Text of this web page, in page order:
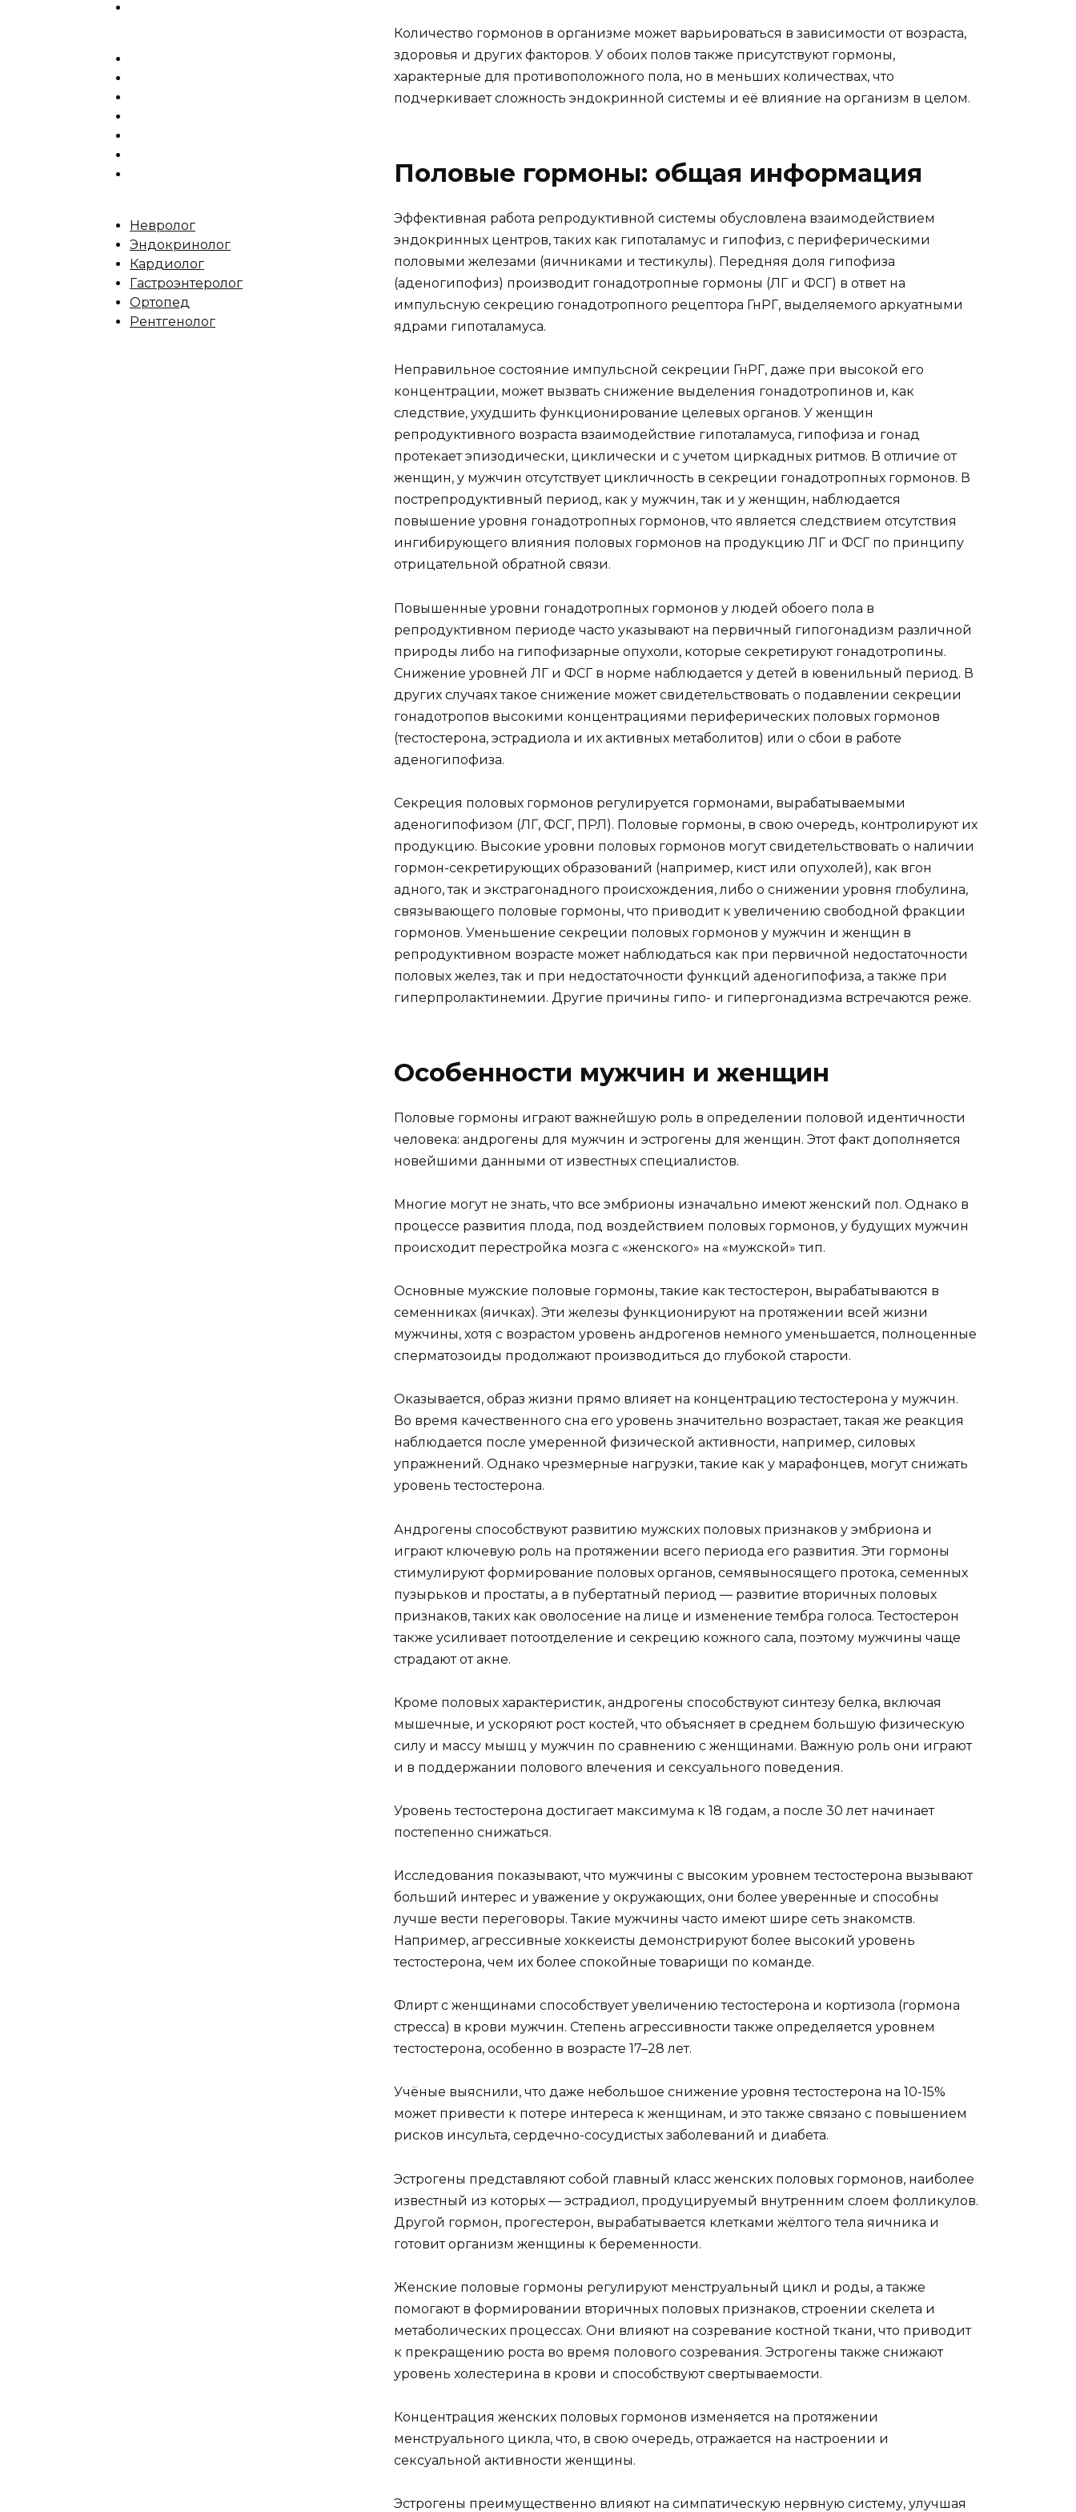
Количество гормонов в организме может варьироваться в зависимости от возраста,
здоровья и других факторов. У обоих полов также присутствуют гормоны,
характерные для противоположного пола, но в меньших количествах, что
подчеркивает сложность эндокринной системы и её влияние на организм в целом.
Половые гормоны: общая информация
Эффективная работа репродуктивной системы обусловлена взаимодействием
эндокринных центров, таких как гипоталамус и гипофиз, с периферическими
половыми железами (яичниками и тестикулы). Передняя доля гипофиза
(аденогипофиз) производит гонадотропные гормоны (ЛГ и ФСГ) в ответ на
импульсную секрецию гонадотропного рецептора ГнРГ, выделяемого аркуатными
ядрами гипоталамуса.
Неправильное состояние импульсной секреции ГнРГ, даже при высокой его
концентрации, может вызвать снижение выделения гонадотропинов и, как
следствие, ухудшить функционирование целевых органов. У женщин
репродуктивного возраста взаимодействие гипоталамуса, гипофиза и гонад
протекает эпизодически, циклически и с учетом циркадных ритмов. В отличие от
женщин, у мужчин отсутствует цикличность в секреции гонадотропных гормонов. В
пострепродуктивный период, как у мужчин, так и у женщин, наблюдается
повышение уровня гонадотропных гормонов, что является следствием отсутствия
ингибирующего влияния половых гормонов на продукцию ЛГ и ФСГ по принципу
отрицательной обратной связи.
Повышенные уровни гонадотропных гормонов у людей обоего пола в
репродуктивном периоде часто указывают на первичный гипогонадизм различной
природы либо на гипофизарные опухоли, которые секретируют гонадотропины.
Снижение уровней ЛГ и ФСГ в норме наблюдается у детей в ювенильный период. В
других случаях такое снижение может свидетельствовать о подавлении секреции
гонадотропов высокими концентрациями периферических половых гормонов
(тестостерона, эстрадиола и их активных метаболитов) или о сбои в работе
аденогипофиза.
Секреция половых гормонов регулируется гормонами, вырабатываемыми
аденогипофизом (ЛГ, ФСГ, ПРЛ). Половые гормоны, в свою очередь, контролируют их
продукцию. Высокие уровни половых гормонов могут свидетельствовать о наличии
гормон-секретирующих образований (например, кист или опухолей), как вгон
адного, так и экстрагонадного происхождения, либо о снижении уровня глобулина,
связывающего половые гормоны, что приводит к увеличению свободной фракции
гормонов. Уменьшение секреции половых гормонов у мужчин и женщин в
репродуктивном возрасте может наблюдаться как при первичной недостаточности
половых желез, так и при недостаточности функций аденогипофиза, а также при
гиперпролактинемии. Другие причины гипо- и гипергонадизма встречаются реже.
Особенности мужчин и женщин
Половые гормоны играют важнейшую роль в определении половой идентичности
человека: андрогены для мужчин и эстрогены для женщин. Этот факт дополняется
новейшими данными от известных специалистов.
Многие могут не знать, что все эмбрионы изначально имеют женский пол. Однако в
процессе развития плода, под воздействием половых гормонов, у будущих мужчин
происходит перестройка мозга с «женского» на «мужской» тип.
Основные мужские половые гормоны, такие как тестостерон, вырабатываются в
семенниках (яичках). Эти железы функционируют на протяжении всей жизни
мужчины, хотя с возрастом уровень андрогенов немного уменьшается, полноценные
сперматозоиды продолжают производиться до глубокой старости.
Оказывается, образ жизни прямо влияет на концентрацию тестостерона у мужчин.
Во время качественного сна его уровень значительно возрастает, такая же реакция
наблюдается после умеренной физической активности, например, силовых
упражнений. Однако чрезмерные нагрузки, такие как у марафонцев, могут снижать
уровень тестостерона.
Андрогены способствуют развитию мужских половых признаков у эмбриона и
играют ключевую роль на протяжении всего периода его развития. Эти гормоны
стимулируют формирование половых органов, семявыносящего протока, семенных
пузырьков и простаты, а в пубертатный период — развитие вторичных половых
признаков, таких как оволосение на лице и изменение тембра голоса. Тестостерон
также усиливает потоотделение и секрецию кожного сала, поэтому мужчины чаще
страдают от акне.
Кроме половых характеристик, андрогены способствуют синтезу белка, включая
мышечные, и ускоряют рост костей, что объясняет в среднем большую физическую
силу и массу мышц у мужчин по сравнению с женщинами. Важную роль они играют
и в поддержании полового влечения и сексуального поведения.
Уровень тестостерона достигает максимума к 18 годам, а после 30 лет начинает
постепенно снижаться.
Исследования показывают, что мужчины с высоким уровнем тестостерона вызывают
больший интерес и уважение у окружающих, они более уверенные и способны
лучше вести переговоры. Такие мужчины часто имеют шире сеть знакомств.
Например, агрессивные хоккеисты демонстрируют более высокий уровень
тестостерона, чем их более спокойные товарищи по команде.
Флирт с женщинами способствует увеличению тестостерона и кортизола (гормона
стресса) в крови мужчин. Степень агрессивности также определяется уровнем
тестостерона, особенно в возрасте 17–28 лет.
Учёные выяснили, что даже небольшое снижение уровня тестостерона на 10-15%
может привести к потере интереса к женщинам, и это также связано с повышением
рисков инсульта, сердечно-сосудистых заболеваний и диабета.
Эстрогены представляют собой главный класс женских половых гормонов, наиболее
известный из которых — эстрадиол, продуцируемый внутренним слоем фолликулов.
Другой гормон, прогестерон, вырабатывается клетками жёлтого тела яичника и
готовит организм женщины к беременности.
Женские половые гормоны регулируют менструальный цикл и роды, а также
помогают в формировании вторичных половых признаков, строении скелета и
метаболических процессах. Они влияют на созревание костной ткани, что приводит
к прекращению роста во время полового созревания. Эстрогены также снижают
уровень холестерина в крови и способствуют свертываемости.
Концентрация женских половых гормонов изменяется на протяжении
менструального цикла, что, в свою очередь, отражается на настроении и
сексуальной активности женщины.
Эстрогены преимущественно влияют на симпатическую нервную систему, улучшая
Невролог
Эндокринолог
Кардиолог
Гастроэнтеролог
Ортопед
Рентгенолог